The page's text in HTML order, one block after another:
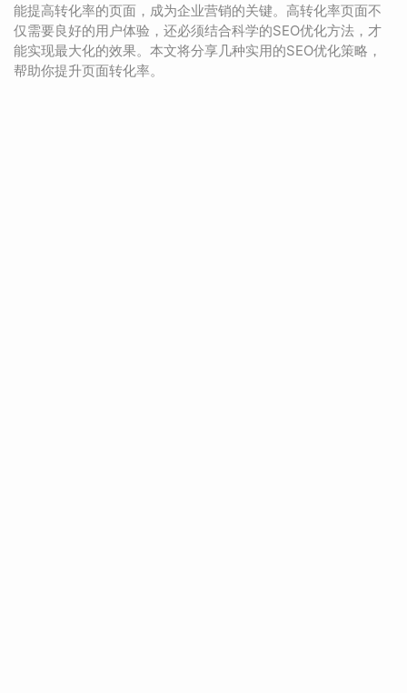
能提高转化率的页面，成为企业营销的关键。高转化率页面不
仅需要良好的用户体验，还必须结合科学的SEO优化方法，才
能实现最大化的效果。本文将分享几种实用的SEO优化策略，
帮助你提升页面转化率。